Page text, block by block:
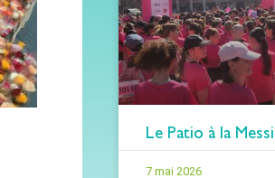
Le Patio à la
7 mai 2026